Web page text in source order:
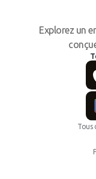
Explorez un
Tous